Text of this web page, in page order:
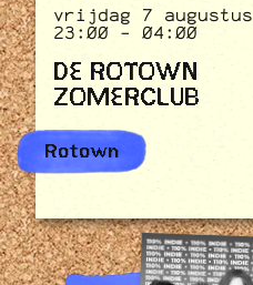
vrijdag 7 augustus
23:00 - 04:00
DE ROTOWN
ZOMERCLUB
Rotown